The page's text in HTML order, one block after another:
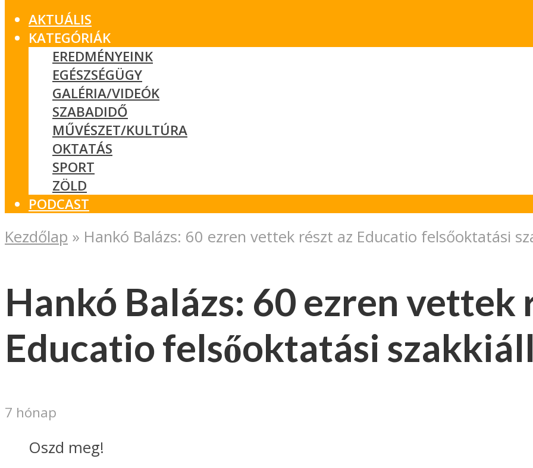
AKTUÁLIS
KATEGÓRIÁK
EREDMÉNYEINK
EGÉSZSÉGÜGY
GALÉRIA/VIDEÓK
SZABADIDŐ
MŰVÉSZET/KULTÚRA
OKTATÁS
SPORT
ZÖLD
PODCAST
Kezdőlap » Hankó Balázs: 60 ezren vettek részt az Educatio felsőoktatási
Hankó Balázs: 60 ezren vettek
Educatio felsőoktatási
7 hónap
Oszd meg!